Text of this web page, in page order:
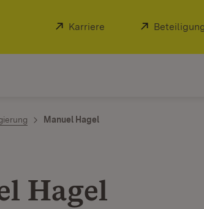
Extern:
Karriere (Öffnet in neuem
Extern:
Manuel Hagel
Hagel